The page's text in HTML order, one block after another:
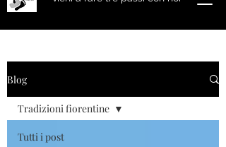
Blog
Tutti i post
Tradizioni fiorentine